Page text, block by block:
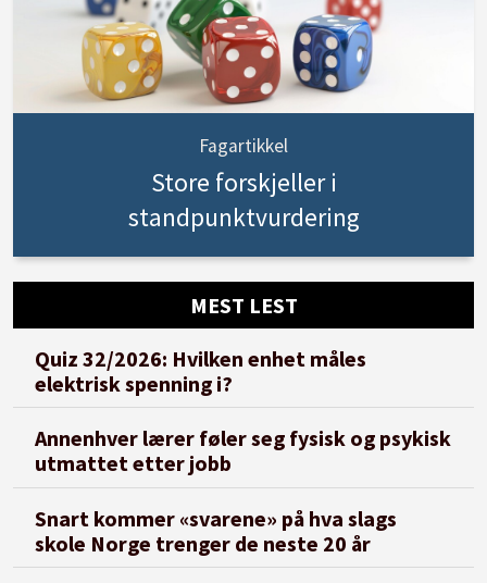
Fagartikkel
Store forskjeller i
standpunktvurdering
MEST LEST
Quiz 32/2026: Hvilken enhet måles
elektrisk spenning i?
Annenhver lærer føler seg fysisk og psykisk
utmattet etter jobb
Snart kommer «svarene» på hva slags
skole Norge trenger de neste 20 år